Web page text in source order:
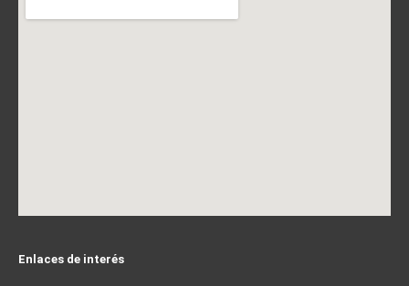
Enlaces de interés